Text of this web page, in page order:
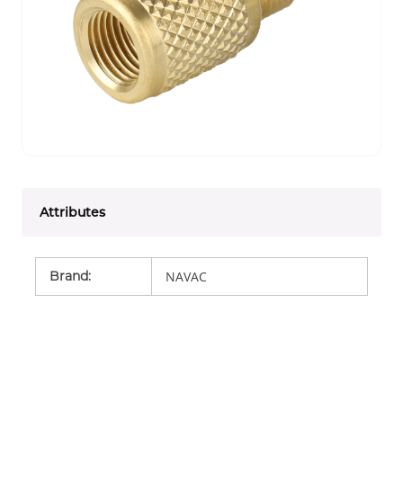
Attributes
Brand: NAVAC